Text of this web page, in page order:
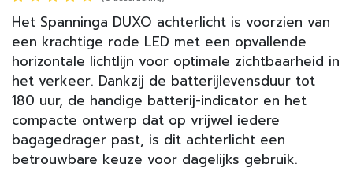
Het Spanninga DUXO achterlicht is voorzien van
een krachtige rode LED met een opvallende
horizontale lichtlijn voor optimale zichtbaarheid in
het verkeer. Dankzij de batterijlevensduur tot
180 uur, de handige batterij-indicator en het
compacte ontwerp dat op vrijwel iedere
bagagedrager past, is dit achterlicht een
betrouwbare keuze voor dagelijks gebruik.